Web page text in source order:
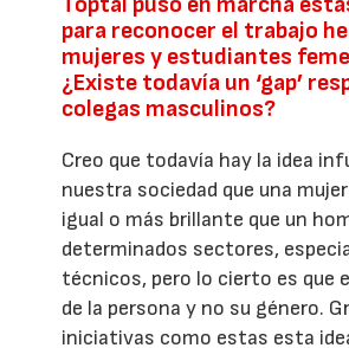
para reconocer el trabajo
mujeres y estudiantes
¿Existe todavía un ‘gap’
colegas masculinos?
Creo que todavía hay la idea
nuestra sociedad que una
igual o más brillante que un
determinados sectores,
técnicos, pero lo cierto es que
de la persona y no su género.
iniciativas como estas esta